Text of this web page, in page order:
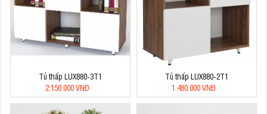
Tủ thấp LUX880-3T1
2.150.000 VNĐ
Tủ thấp LUX880-2T1
1.480.000 VNĐ